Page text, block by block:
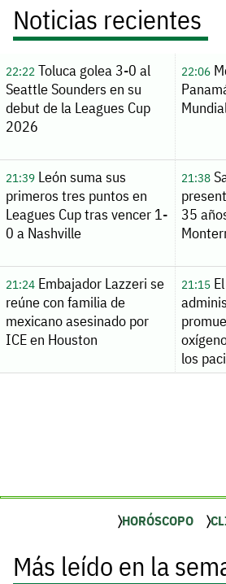
Noticias recientes
22:22Toluca golea 3-0 al
Seattle Sounders en su
debut de la Leagues Cup
2026
22:06
21:39León suma sus
primeros tres puntos en
Leagues Cup tras vencer 1-
0 a Nashville
21:38
35
21:24Embajador Lazzeri se
reúne con familia de
mexicano asesinado por
ICE en Houston
21:15El
los
HORÓSCOPO
Más leído en la